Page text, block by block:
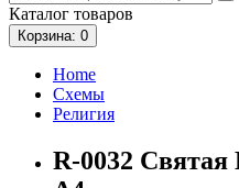
Каталог товаров
Корзина: 0
Home
Схемы
Религия
R-0032